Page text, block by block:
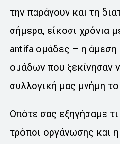
την παράγουν και τη
σήμερα, είκοσι χρόνια
antifa ομάδες – η άμεση
ομάδων που ξεκίνησαν
συλλογική μας μνήμη
Οπότε σας εξηγήσαμε τι
τρόποι οργάνωσης και